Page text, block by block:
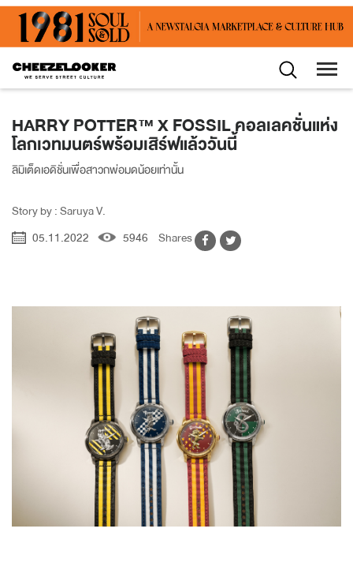
HARRY POTTER™ X FOSSIL คอลเลคชั่นแห่ง
โลกเวทมนตร์พร้อมเสิร์ฟแล้ววันนี้
ลิมิเต็ดเอดิชั่นเพื่อสาวกพ่อมดน้อยเท่านั้น
Story by : Saruya V.
05.11.2022
5946 Shares